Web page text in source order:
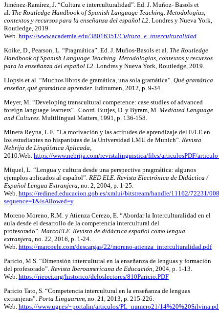
Jiménez-Ramírez, J. “Cultura e interculturalidad”. Ed. J. Muñoz- Basols et
al. The Routledge Handbook of Spanish Language Teaching. Metodologías,
contextos y recursos para la enseñanza del español L2 . Londres y Nueva York,
Routledge, 2019.
Web. https://www.academia.edu/38016351/Cultura_e_interculturalidad
Koike, D., Pearson, L. “Pragmática”. Ed. J. Muños-Basols et al. The Routledge
Handbook of Spanish Language Teaching. Metodologías, contextos y recursos
para la enseñanza del español L2 . Londres y Nueva York, Routledge, 2019.
Llopsis et al. “Muchos libros de gramática, una sola gramática”. Qué gramática
enseñar, qué gramática aprender . Edinumen, 2012, p. 9-34.
Meyer, M. “Developing transcultural competence: case studies of advanced
foreign language learners”. Coord. Butjes, D. y Byram, M. Mediated Language
and Cultures . Multilingual Matters, 1991, p. 136-158.
Minera Reyna, L.E. “La motivación y las actitudes de aprendizaje del E/LE en
los estudiantes no hispanistas de la Universidad LMU de Munich”. Revista
Nebrija de Lingüística Aplicada
2010.Web. https://www.nebrija.com/revistalinguistica/files/articulosPDF/
Miquel, L. “Lengua y cultura desde una perspectiva pragmática: algunos
ejemplos aplicados al español”. RED ELE. Revista Electrónica de Didáctica /
Español Lengua Extranjera , no. 2, 2004, p. 1-25.
Web. https://redined.educacion.gob.es/xmlui/bitstream/handle/11162/72231/
sequence=1&isAllowed=y
Moreno Moreno, R.M. y Atienza Cerezo, E. “Abordar la Interculturalidad en el
aula desde el desarrollo de la competencia intercultural del
profesorado”. MarcoELE. Revista de didáctica español como lengua
extranjera , no. 22, 2016, p. 1-24.
Web. https://marcoele.com/descargas/22/moreno-atienza_interculturalidad.pdf
Paricio, M.S. “Dimensión intercultural en la enseñanza de lenguas y formación
del profesorado”. Revista Iberoamericana de Educación, 2004, p. 1-13.
Web. https://rieoei.org/historico/deloslectores/810Paricio.PDF
Paricio Tato, S. “Competencia intercultural en la enseñanza de lenguas
extranjeras”. Porta Linguarum , no. 21, 2013, p. 215-226.
Web. https://www.ugr.es/~portalin/articulos/PL_numero21/